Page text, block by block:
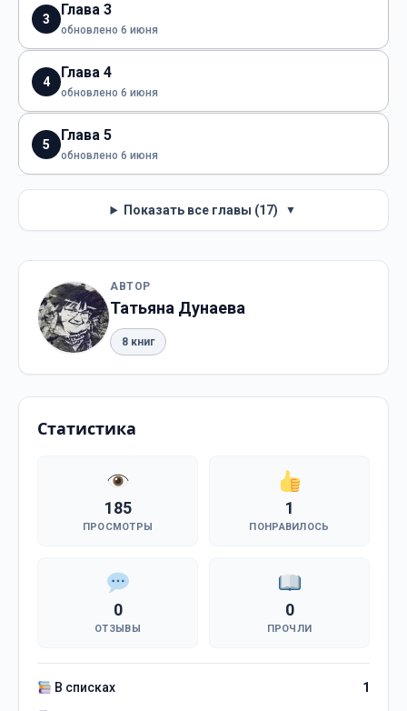
3
Глава 3
обновлено 6 июня
4
Глава 4
обновлено 6 июня
5
Глава 5
обновлено 6 июня
Показать все главы (17) ▼
АВТОР
Татьяна Дунаева
8 книг
Статистика
185
ПРОСМОТРЫ
1
ПОНРАВИЛОСЬ
0
ОТЗЫВЫ
0
ПРОЧЛИ
В списках
1